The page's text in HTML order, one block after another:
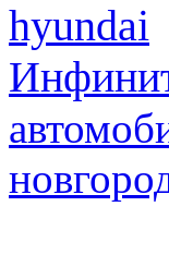
hyundai